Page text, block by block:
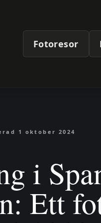
Fotoresor
1 oktober 2024
i
Ett